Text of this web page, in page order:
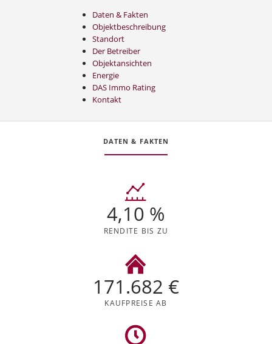
Daten & Fakten
Objektbeschreibung
Standort
Der Betreiber
Objektansichten
Energie
DAS Immo Rating
Kontakt
DATEN & FAKTEN
4,10 %
RENDITE BIS ZU
171.682 €
KAUFPREISE AB